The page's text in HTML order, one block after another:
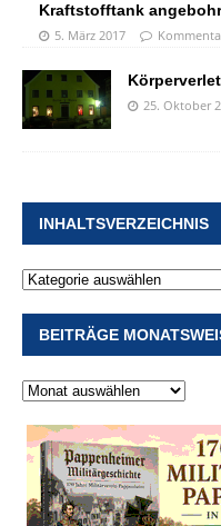
Kraftstofftank
5. März 2017
25. Oktober
INHALTSVERZEICHNIS
BEITRÄGE